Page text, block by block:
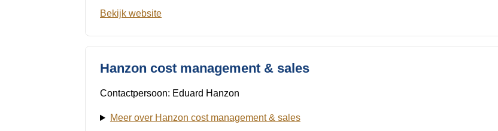
Bekijk website
Hanzon cost management & sales
Contactpersoon: Eduard Hanzon
Meer over Hanzon cost management & sales